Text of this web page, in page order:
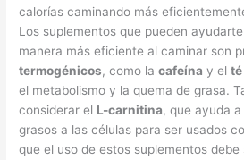
calorías caminando más
Los suplementos que pueden
manera más eficiente al caminar son
termogénicos, como lacafeína y el
el metabolismo y la quema de grasa.
considerar el L-carnitina, que ayuda
grasos a las células para ser usados
que el uso de estos suplementos